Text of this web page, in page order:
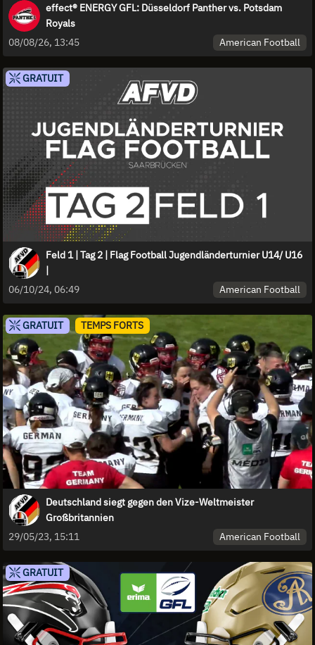
effect® ENERGY GFL: Düsseldorf Panther vs. Potsdam
Royals
08/08/26, 13:45
American Football
GRATUIT
Feld 1 | Tag 2 | Flag Football Jugendländerturnier U14/ U16
|
06/10/24, 06:49
American Football
GRATUIT TEMPS FORTS
Deutschland siegt gegen den Vize-Weltmeister
Großbritannien
29/05/23, 15:11
American Football
GRATUIT